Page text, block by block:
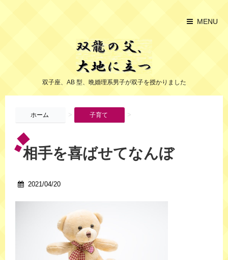
MENU
双子座、AB 型、晩婚理系男子が双子を授かりました
ホーム > 子育て >
相手を喜ばせてなんぼ
2021/04/20